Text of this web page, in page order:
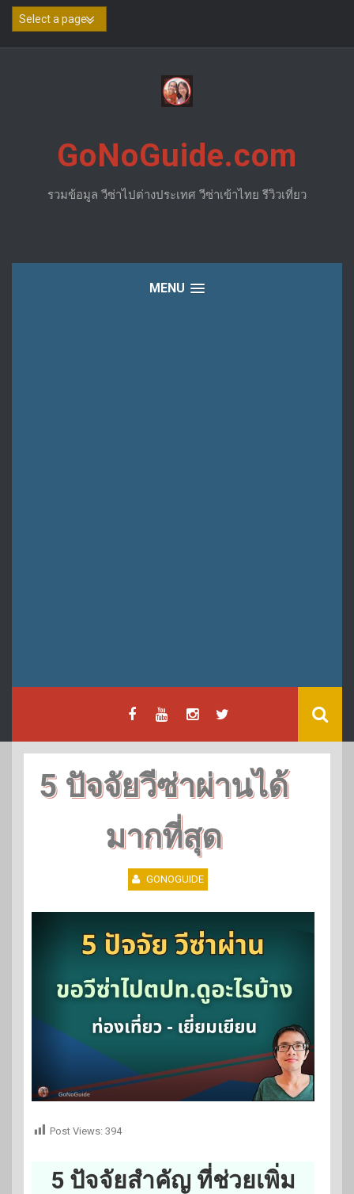
Skip
GoNoGuide.com
รวมข้อมูล วีซ่าไปต่างประเทศ วีซ่าเข้าไทย รีวิวเที่ยว
MENU
5 ปัจจัยวีซ่าผ่านได้
มากที่สุด
GONOGUIDE
Post Views: 394
5 ปัจจัยสำคัญ ที่ช่วยเพิ่ม